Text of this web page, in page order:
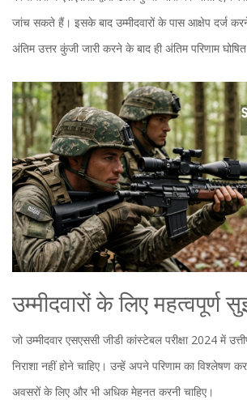
जांच सकते हैं। इसके बाद उम्मीदवारों के पास आक्षेप दर्ज करने
अंतिम उत्तर कुंजी जारी करने के बाद ही अंतिम परिणाम
उम्मीदवारों के लिए महत्वपूर्ण
जो उम्मीदवार एसएससी जीडी कांस्टेबल परीक्षा 2024 में
निराशा नहीं होने चाहिए। उन्हें अपने परिणाम का विश्लेषण
अवसरों के लिए और भी अधिक मेहनत करनी चाहिए।